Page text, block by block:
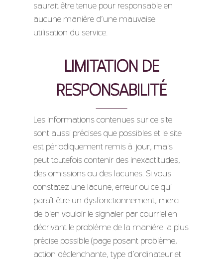
saurait être tenue pour responsable en
aucune manière d’une mauvaise
utilisation du service.
LIMITATION DE
RESPONSABILITÉ
Les informations contenues sur ce site
sont aussi précises que possibles et le site
est périodiquement remis à jour, mais
peut toutefois contenir des inexactitudes,
des omissions ou des lacunes. Si vous
constatez une lacune, erreur ou ce qui
paraît être un dysfonctionnement, merci
de bien vouloir le signaler par courriel en
décrivant le problème de la manière la plus
précise possible (page posant problème,
action déclenchante, type d’ordinateur et